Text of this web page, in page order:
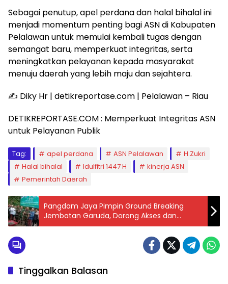
Sebagai penutup, apel perdana dan halal bihalal ini
menjadi momentum penting bagi ASN di Kabupaten
Pelalawan untuk memulai kembali tugas dengan
semangat baru, memperkuat integritas, serta
meningkatkan pelayanan kepada masyarakat
menuju daerah yang lebih maju dan sejahtera.
✍️ Diky Hr | detikreportase.com | Pelalawan – Riau
DETIKREPORTASE.COM : Memperkuat Integritas ASN
untuk Pelayanan Publik
Tag: apel perdana ASN Pelalawan
H.Zukri
Halal bihalal
Idulfitri 1447 H
kinerja ASN
Pemerintah Daerah
Pangdam Jaya Pimpin Ground Breaking
Jembatan Garuda, Dorong Akses dan
Ekonomi Warga
Tinggalkan Balasan